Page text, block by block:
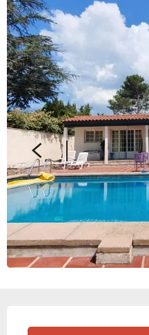
OUVERTURE ET